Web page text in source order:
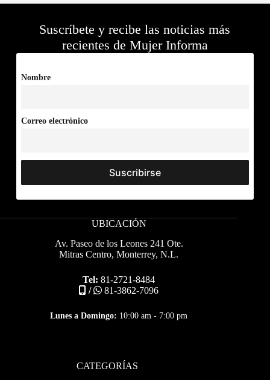
Suscríbete y recibe las noticias más
recientes de Mujer Informa
Nombre
Correo electrónico
UBICACIÓN
Av. Paseo de los Leones 241 Ote.
Mitras Centro, Monterrey, N.L.
Tel: 81-2721-8484
/
81-3862-7096
Lunes a Domingo: 10:00 am - 7:00 pm
CATEGORÍAS